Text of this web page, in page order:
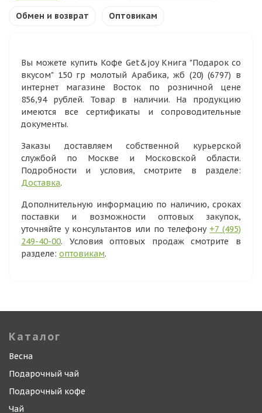
Обмен и возврат Оптовикам
Вы можете купить Кофе Get&joy Книга "Подарок со
вкусом" 150 гр молотый Арабика, жб (20) (6797) в
интернет магазине Восток по розничной цене
856,94 рублей. Товар в наличии. На продукцию
имеются все сертификаты и сопроводительные
документы.
Заказы доставляем собственной курьерской
службой по Москве и Московской области.
Подробности и условия, смотрите в разделе:
Доставка.
Дополнительную информацию по наличию, сроках
поставки и возможности оптовых закупок,
уточняйте у консультантов или по телефону +7 (495)
249-40-00. Условия оптовых продаж смотрите в
разделе: оптовикам.
Каталог
Весна
Подарочный чай
Подарочный кофе
Чай